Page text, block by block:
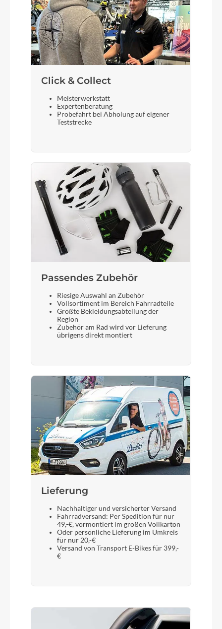
Click & Collect
Meisterwerkstatt
Expertenberatung
Probefahrt bei Abholung auf eigener
Teststrecke
Passendes Zubehör
Riesige Auswahl an Zubehör
Vollsortiment im Bereich Fahrradteile
Größte Bekleidungsabteilung der
Region
Zubehör am Rad wird vor Lieferung
übrigens direkt montiert
Lieferung
Nachhaltiger und versicherter Versand
Fahrradversand: Per Spedition für nur
49,-€, vormontiert im großen Vollkarton
Oder persönliche Lieferung im Umkreis
für nur 20,-€
Versand von Transport E-Bikes für 399,-
€